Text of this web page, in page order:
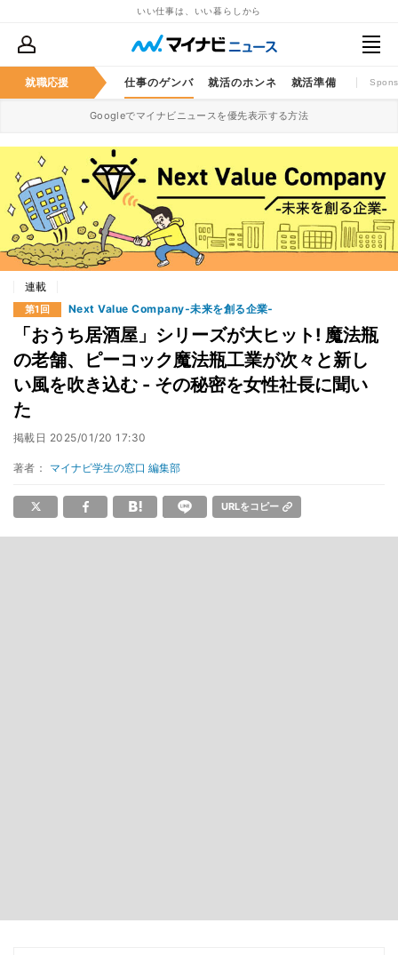
いい仕事は、いい暮らしから
就職応援 仕事のゲンバ 就活のホンネ 就活準備
Googleでマイナビニュースを優先表示する方法
連載
第1回 Next Value Company‐未来を創る企業‐
「おうち居酒屋」シリーズが大ヒット! 魔法瓶
の老舗、ピーコック魔法瓶工業が次々と新し
い風を吹き込む - その秘密を女性社長に聞い
た
掲載日 2025/01/20 17:30
著者： マイナビ学生の窓口 編集部
URLをコピー